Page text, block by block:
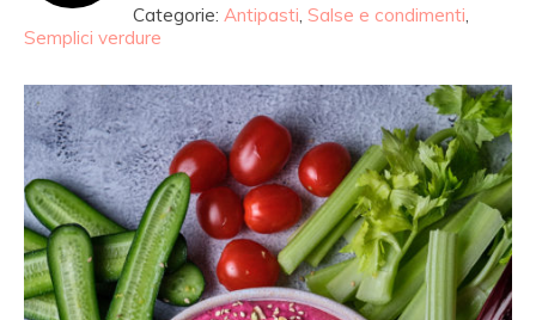
Categorie: Antipasti, Salse e condimenti,
Semplici verdure